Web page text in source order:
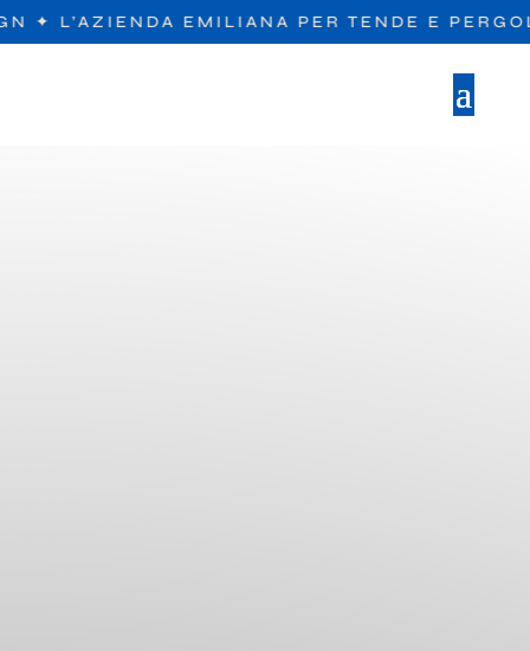
EMILIANA PER TENDE E PERGOLE